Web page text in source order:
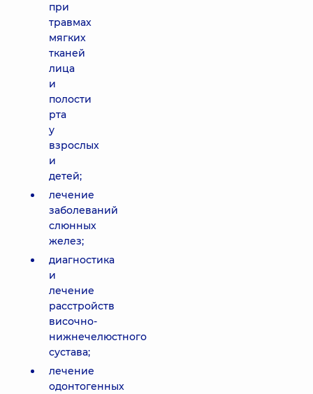
при
травмах
мягких
тканей
лица
и
полости
рта
у
взрослых
и
детей;
лечение
заболеваний
слюнных
желез;
диагностика
и
лечение
расстройств
височно-
нижнечелюстного
сустава;
лечение
одонтогенных